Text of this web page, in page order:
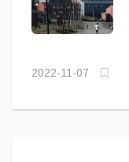
2022-11-07